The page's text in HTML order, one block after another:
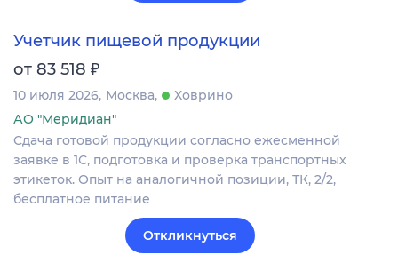
Учетчик пищевой продукции
от 83 518 ₽
10 июля 2026 Москва
Ховрино
АО "Меридиан"
Сдача готовой продукции согласно ежесменной
заявке в 1С, подготовка и проверка транспортных
этикеток. Опыт на аналогичной позиции, ТК, 2/2,
бесплатное питание
Откликнуться